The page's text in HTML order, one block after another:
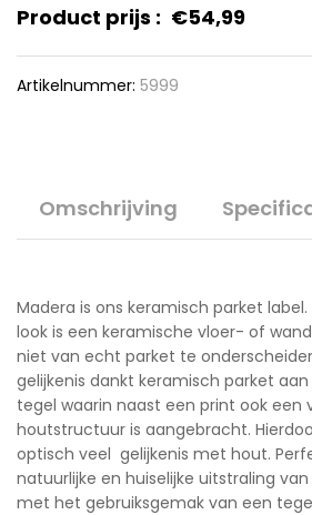
Product prijs : €54,99
Artikelnummer: 5999
Omschrijving
Madera is ons keramisch parket
look is een keramische vloer- of
niet van echt parket te
gelijkenis dankt keramisch parket
tegel waarin naast een print ook een
houtstructuur is aangebracht.
optisch veel gelijkenis met hout.
natuurlijke en huiselijke uitstraling
met het gebruiksgemak van een